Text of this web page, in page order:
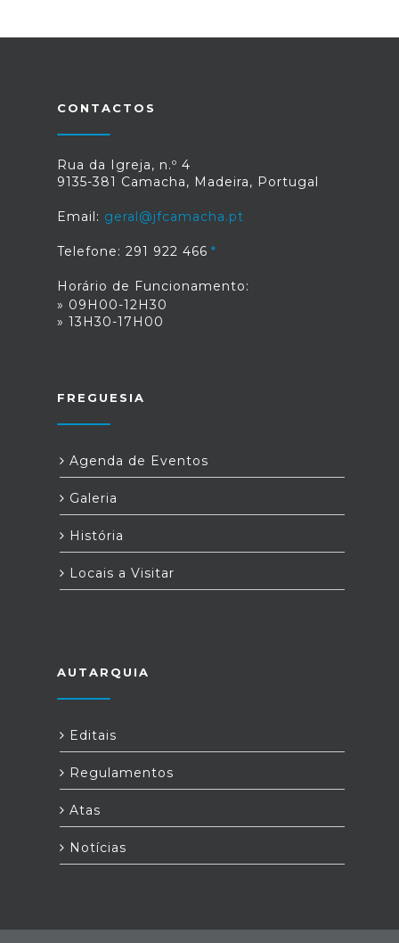
CONTACTOS
Rua da Igreja, n.º 4
9135-381 Camacha, Madeira, Portugal
Email: geral@jfcamacha.pt
Telefone: 291 922 466
Horário de Funcionamento:
» 09H00-12H30
» 13H30-17H00
FREGUESIA
Agenda de Eventos
Galeria
História
Locais a Visitar
AUTARQUIA
Editais
Regulamentos
Atas
Notícias